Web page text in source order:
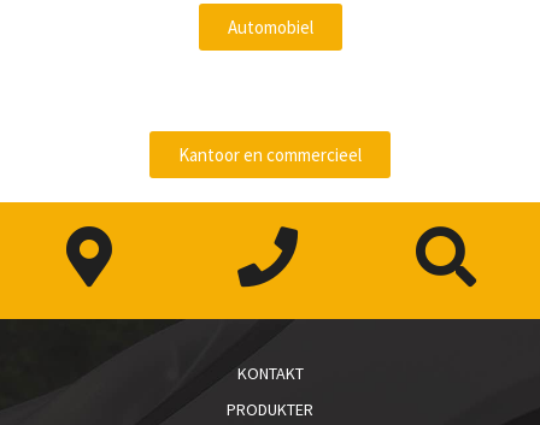
Automobiel
Kantoor en commercieel
KONTAKT
PRODUKTER